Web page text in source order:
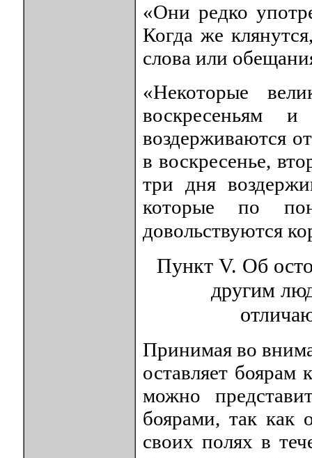
«Они редко
Когда же
слова или
«Некоторые
воскресеньям
воздерживаются
в воскресенье,
три дня
которые по
довольствуются
Пункт V. Об
другим
Принимая во
оставляет боярам
можно
боярами, так как
своих полях в